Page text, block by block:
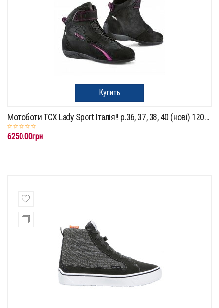
Купить
Мотоботи TCX Lady Sport Італія!! p.36, 37, 38, 40 (нові) 120...
6250.00грн